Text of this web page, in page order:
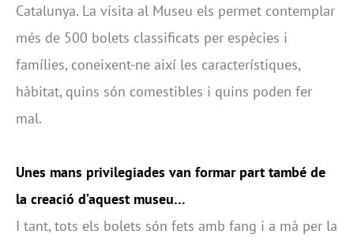
Catalunya. La visita al Museu els permet contemplar
més de 500 bolets classificats per espècies i
famílies, coneixent-ne així les característiques,
hàbitat, quins són comestibles i quins poden fer
mal.
Unes mans privilegiades van formar part també de
la creació d’aquest museu…
I tant, tots els bolets són fets amb fang i a mà per la